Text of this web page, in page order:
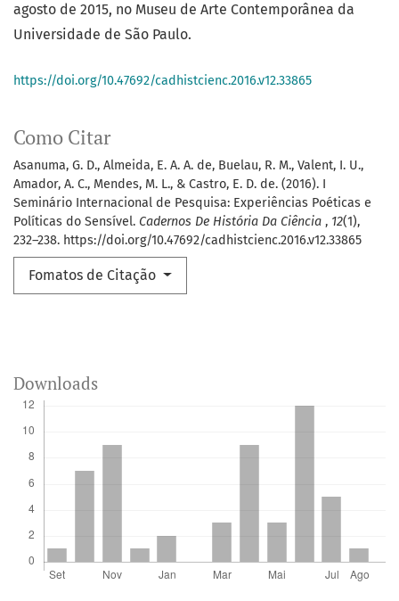
Como Citar
Asanuma, G. D., Almeida, E. A. A. de, Buelau, R. M., Valent, I. U.,
Amador, A. C., Mendes, M. L., & Castro, E. D. de. (2016). I
Seminário Internacional de Pesquisa: Experiências Poéticas e
Políticas do Sensível. Cadernos De História Da Ciência , 12(1),
232–238. https://doi.org/10.47692/cadhistcienc.2016.v12.33865
Fomatos de Citação
agosto de 2015, no Museu de Arte Contemporânea da
Universidade de São Paulo.
https://doi.org/10.47692/cadhistcienc.2016.v12.33865
Downloads